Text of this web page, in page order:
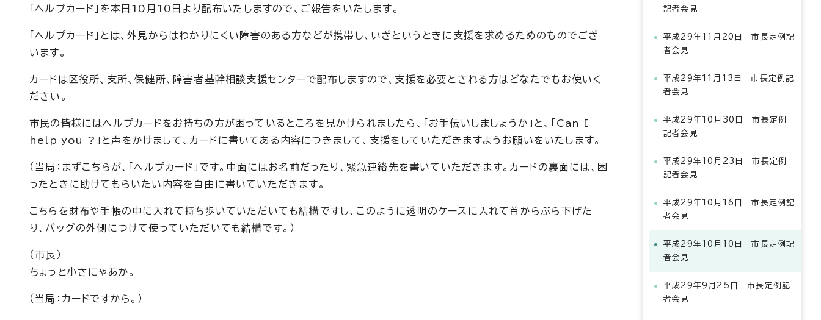
「ヘルプカード」を本日10月10日より配布いたしますので、ご報告をいたします。
「ヘルプカード」とは、外見からはわかりにくい障害のある方などが携帯し、いざというときに支援を求めるためのものでござ
います。
カードは区役所、支所、保健所、障害者基幹相談支援センターで配布しますので、支援を必要とされる方はどなたでもお使いく
ださい。
市民の皆様にはヘルプカードをお持ちの方が困っているところを見かけられましたら、「お手伝いしましょうか」と、「Can I
help you ?」と声をかけまして、カードに書いてある内容につきまして、支援をしていただきますようお願いをいたします。
（当局：まずこちらが、「ヘルプカード」です。中面にはお名前だったり、緊急連絡先を書いていただきます。カードの裏面には、困
ったときに助けてもらいたい内容を自由に書いていただきます。
こちらを財布や手帳の中に入れて持ち歩いていただいても結構ですし、このように透明のケースに入れて首からぶら下げた
り、バッグの外側につけて使っていただいても結構です。）
（市長）
ちょっと小さにゃあか。
（当局：カードですから。）
記者会見
平成29年11月20日 市長定例記
者会見
平成29年11月13日 市長定例記
者会見
平成29年10月30日 市長定例
記者会見
平成29年10月23日 市長定例
記者会見
平成29年10月16日 市長定例記
者会見
平成29年10月10日 市長定例記
者会見
平成29年9月25日 市長定例記
者会見